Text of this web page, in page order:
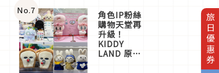
旅日優惠券
一同給出了
答案
No.7 角色IP粉絲
購物天堂再
升級！
KIDDY
LAND 原宿